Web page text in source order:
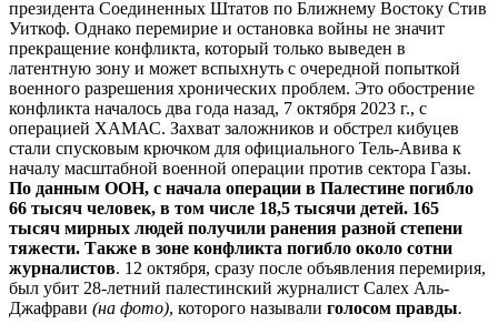
президента Соединенных Штатов по Ближнему Востоку Стив
Уиткоф. Однако перемирие и остановка войны не значит
прекращение конфликта, который только выведен в
латентную зону и может вспыхнуть с очередной попыткой
военного разрешения хронических проблем. Это обострение
конфликта началось два года назад, 7 октября 2023 г., с
операцией ХАМАС. Захват заложников и обстрел кибуцев
стали спусковым крючком для официального Тель-Авива к
началу масштабной военной операции против сектора Газы.
По данным ООН, с начала операции в Палестине погибло
66 тысяч человек, в том числе 18,5 тысячи детей. 165
тысяч мирных людей получили ранения разной степени
тяжести. Также в зоне конфликта погибло около сотни
журналистов. 12 октября, сразу после объявления перемирия,
был убит 28-летний палестинский журналист Салех Аль-
Джафрави (на фото), которого называли голосом правды.